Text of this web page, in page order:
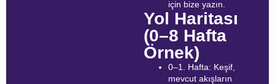
için bize yazın.
Yol Haritası
(0–8 Hafta
Örnek)
0–1. Hafta: Keşif,
mevcut akışların